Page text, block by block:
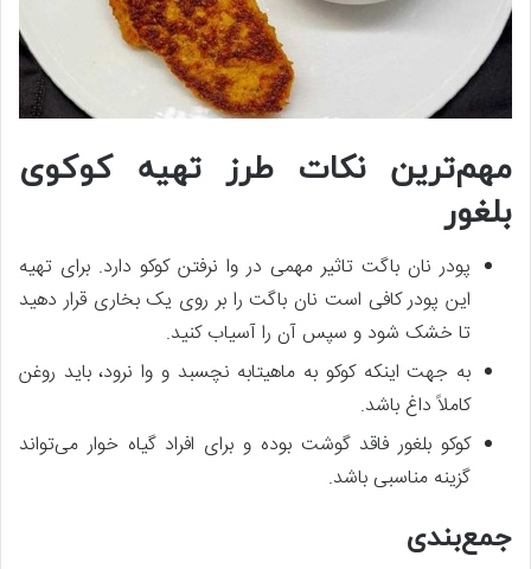
مهم‌ترین نکات طرز تهیه کوکوی
بلغور
پودر نان باگت تاثیر مهمی در وا نرفتن کوکو دارد. برای تهیه
این پودر کافی است نان باگت را بر روی یک بخاری قرار دهید
تا خشک شود و سپس آن را آسیاب کنید.
به جهت اینکه کوکو به ماهیتابه نچسبد و وا نرود، باید روغن
کاملاً داغ باشد.
کوکو بلغور فاقد گوشت بوده و برای افراد گیاه خوار می‌تواند
گزینه مناسبی باشد.
جمع‌بندی